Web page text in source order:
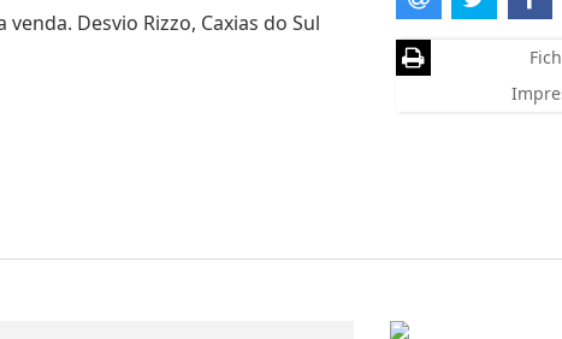
Desvio Rizzo, Caxias do Sul